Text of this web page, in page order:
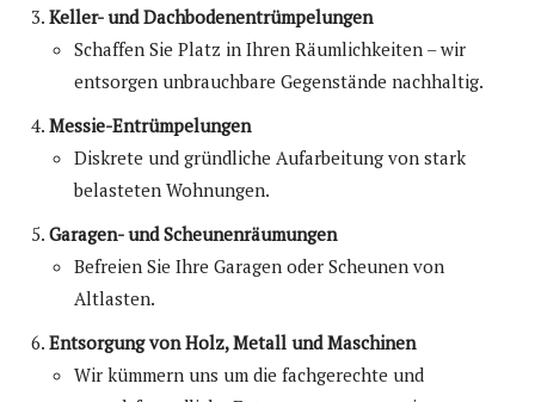
Keller- und Dachbodenentrümpelungen
Schaffen Sie Platz in Ihren Räumlichkeiten – wir
entsorgen unbrauchbare Gegenstände nachhaltig.
Messie-Entrümpelungen
Diskrete und gründliche Aufarbeitung von stark
belasteten Wohnungen.
Garagen- und Scheunenräumungen
Befreien Sie Ihre Garagen oder Scheunen von
Altlasten.
Entsorgung von Holz, Metall und Maschinen
Wir kümmern uns um die fachgerechte und